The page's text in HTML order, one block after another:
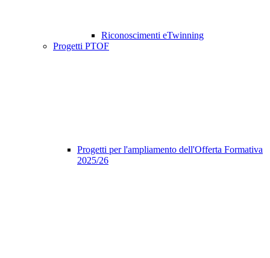
Riconoscimenti eTwinning
Progetti PTOF
Progetti per l'ampliamento dell'Offerta Formativa
2025/26